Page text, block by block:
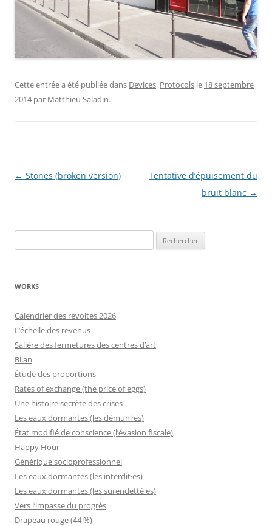
Cette entrée a été publiée dans Devices, Protocols le 18 septembre
2014 par Matthieu Saladin.
Navigation
← Stones (broken version)
Tentative d’épuisement du
bruit blanc →
WORKS
Calendrier des révoltes 2026
L’échelle des revenus
Salière des fermetures des centres d’art
Bilan
Étude des proportions
Rates of exchange (the price of eggs)
Une histoire secrète des crises
Les eaux dormantes (les démuni·es)
État modifié de conscience (l’évasion fiscale)
Happy Hour
Générique socioprofessionnel
Les eaux dormantes (les interdit·es)
Les eaux dormantes (les surendetté·es)
Vers l’impasse du progrès
Drapeau rouge (44 %)